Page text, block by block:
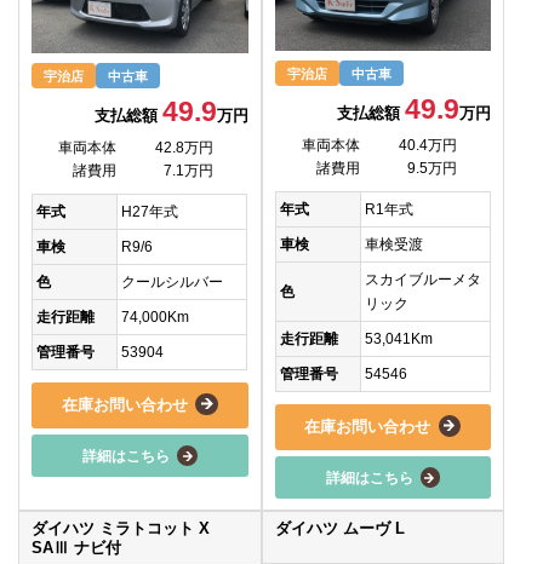
宇治店 中古車
支払総額 49.9万円
車両本体
42.8万円
諸費用
7.1万円
年式 H27年式
車検 R9/6
色 クールシルバー
走行距離 74,000Km
管理番号 53904
在庫お問い合わせ
詳細はこちら
宇治店 中古車
支払総額49.9万円
車両本体
40.4万円
諸費用
9.5万円
年式 R1年式
車検 車検受渡
色
スカイブルーメタ
リック
走行距離 53,041Km
管理番号 54546
在庫お問い合わせ
詳細はこちら
ダイハツ ミラトコット X
SAⅢ ナビ付
ダイハツ ムーヴ L